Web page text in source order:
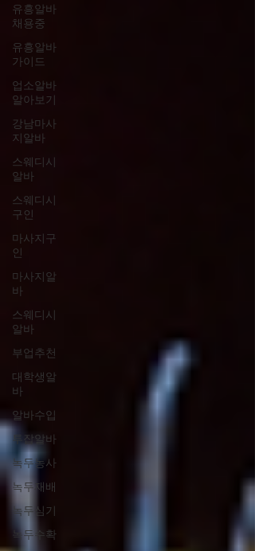
유흥알바
채용중
유흥알바
가이드
업소알바
알아보기
강남마사
지알바
스웨디시
알바
스웨디시
구인
마사지구
인
마사지알
바
스웨디시
알바
부업추천
대학생알
바
알바수입
투잡알바
녹두농사
녹두재배
녹두심기
녹두수확